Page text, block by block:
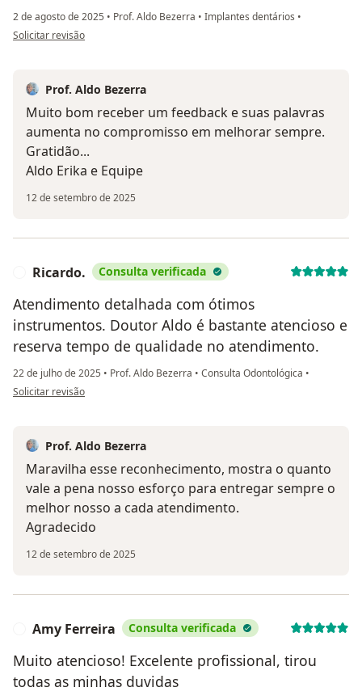
2 de agosto de 2025 • Prof. Aldo Bezerra • Implantes dentários •
na opinião do utilizador Selma Maria
Solicitar revisão
Prof. Aldo Bezerra
Muito bom receber um feedback e suas palavras
aumenta no compromisso em melhorar sempre.
Gratidão...
Aldo Erika e Equipe
12 de setembro de 2025
Ricardo. Consulta verificada
Atendimento detalhada com ótimos
instrumentos. Doutor Aldo é bastante atencioso e
reserva tempo de qualidade no atendimento.
22 de julho de 2025 • Prof. Aldo Bezerra • Consulta Odontológica •
na opinião do utilizador Ricardo.
Solicitar revisão
Prof. Aldo Bezerra
Maravilha esse reconhecimento, mostra o quanto
vale a pena nosso esforço para entregar sempre o
melhor nosso a cada atendimento.
Agradecido
12 de setembro de 2025
Amy Ferreira Consulta verificada
Muito atencioso! Excelente profissional, tirou
todas as minhas duvidas